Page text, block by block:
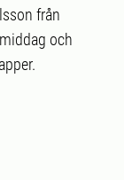
från
och